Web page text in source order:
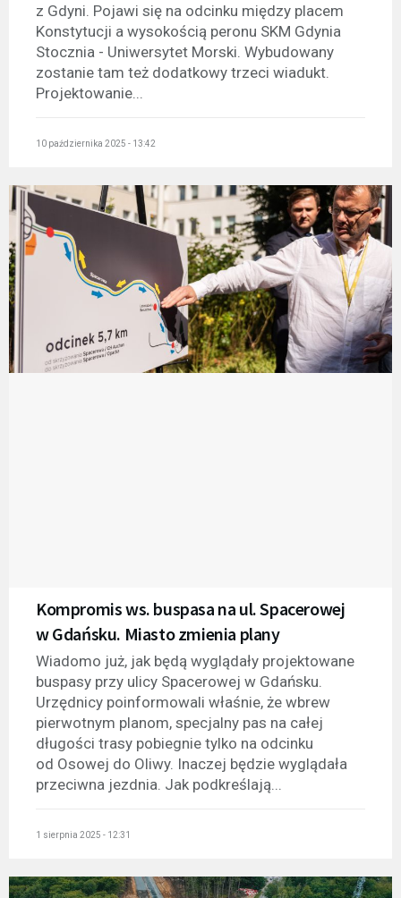
z Gdyni. Pojawi się na odcinku między placem
Konstytucji a wysokością peronu SKM Gdynia
Stocznia - Uniwersytet Morski. Wybudowany
zostanie tam też dodatkowy trzeci wiadukt.
Projektowanie...
10 października 2025 - 13:42
Kompromis ws. buspasa na ul. Spacerowej
w Gdańsku. Miasto zmienia plany
Wiadomo już, jak będą wyglądały projektowane
buspasy przy ulicy Spacerowej w Gdańsku.
Urzędnicy poinformowali właśnie, że wbrew
pierwotnym planom, specjalny pas na całej
długości trasy pobiegnie tylko na odcinku
od Osowej do Oliwy. Inaczej będzie wyglądała
przeciwna jezdnia. Jak podkreślają...
1 sierpnia 2025 - 12:31